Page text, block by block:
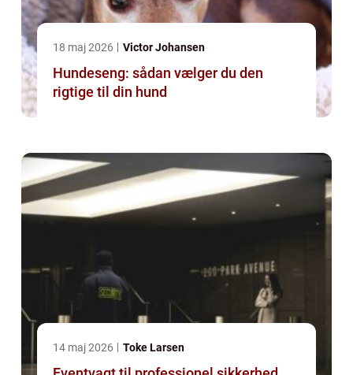
18 maj 2026 Victor Johansen
Hundeseng: sådan vælger du den
rigtige til din hund
14 maj 2026 Toke Larsen